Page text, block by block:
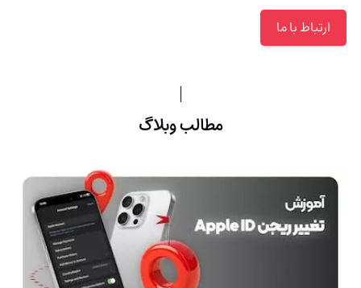
ارتباط با ما
مطالب وبلاگ